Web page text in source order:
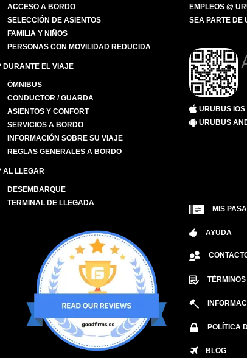
ACCESO A BORDO
SELECCIÓN DE ASIENTOS
FAMILIA Y NIÑOS
PERSONAS CON MOVILIDAD REDUCIDA
DURANTE EL VIAJE
ÓMNIBUS
CONDUCTOR / GUARDA
ASIENTOS Y CONFORT
SERVICIOS A BORDO
INFORMACIÓN SOBRE SU VIAJE
REGLAS GENERALES A BORDO
AL LLEGAR
DESEMBARQUE
TERMINAL DE LLEGADA
EMPLEOS @
SEA PARTE DE
URUBUS IOS
URUBUS
MIS
AYUDA
POLÍTICA
BLOG